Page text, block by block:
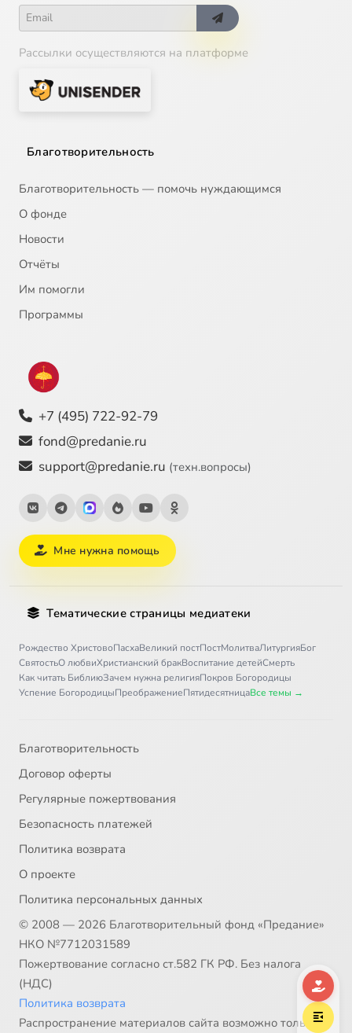
Рассылки осуществляются на платформе
Благотворительность
Благотворительность — помочь нуждающимся
О фонде
Новости
Отчёты
Им помогли
Программы
+7 (495) 722-92-79
fond@predanie.ru
support@predanie.ru (техн.вопросы)
Мне нужна помощь
Тематические страницы медиатеки
Рождество ХристовоПасхаВеликий постПостМолитваЛитургияБог
СвятостьО любвиХристианский бракВоспитание детейСмерть
Как читать БиблиюЗачем нужна религияПокров Богородицы
Успение БогородицыПреображениеПятидесятницаВсе темы →
Благотворительность
Договор оферты
Регулярные пожертвования
Безопасность платежей
Политика возврата
О проекте
Политика персональных данных
© 2008 — 2026 Благотворительный фонд «Предание»
НКО №7712031589
Пожертвование согласно ст.582 ГК РФ. Без налога
(НДС)
Политика возврата
Распространение материалов сайта возможно только в